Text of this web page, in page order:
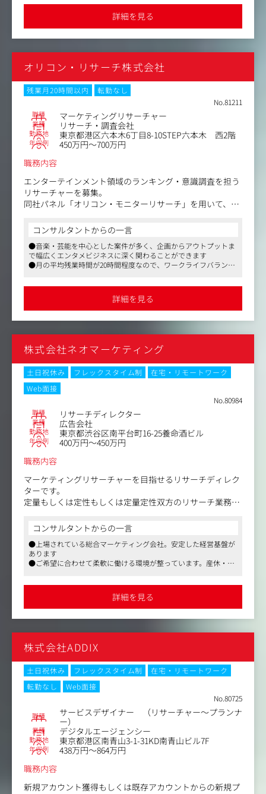
・投稿内容の分類、簡易分析
・競合比較・トレンド整理
・レポート作成、報告資料作成の補佐
【成長後：案件責任者として独り立ち】事業部からの相談
受付、調査設計、分析、提案までを一気通貫で担当しま
す。
●アンケート調査案件のサポート→案件責任者へ
【初期：リサーチャーと並走】顧客のインサイトを引き出
すための、アンケート設計とデータ分析の業務を習得しま
す。
【仕事内容（変更の範囲）】会社の定める範囲
・クライアントとのスコープやゴールなどの期待値調整や
【仕事内容（変更の範囲）】
雇入れ直後：上記参照
ど企業の経営層とコンサルティングする形で事業を拡大しており
詳細を見る
オリコン・リサーチ株式会社
残業月20時間以内
転勤なし
No.81211
職種 マーケティングリサーチャー
業種 リサーチ・調査会社
勤務地 東京都港区六本木6丁目8-10STEP六本木 西2階
年収例
450万円～700万円
職務内容
エンターテインメント領域のランキング・意識調査を担う
リサーチャーを募集。
同社パネル「オリコン・モニターリサーチ」を用いて、調
担当いただきます。音楽・エンタメ・ライフスタイル領域
の調査に加え、モニター獲得施策やパネル品質向上など、
リサーチサービスの成長にも関わることができるポジショ
ンです。
・調査票設計、集計・分析、実査ディレクション
・ランキング作成、報告書／レポート作成
・同社パネル活性化に向けたSNS運用
入社後のイメージ：
まずは先輩社員のサポートのもと、調査オペレーション業
務を担当。段階的に企画・設計やSNS運用業務もお任せし
コンサルタントからの一言
●音楽・芸能を中心とした案件が多く、企画からアウトプットま
で幅広くエンタメビジネスに深く関わることができます
●月の平均残業時間が20時間程度なので、ワークライフバランス
などを通して、多くの人に届けることができます。
詳細を見る
株式会社ネオマーケティング
土日祝休み フレックスタイム制
在宅・リモートワーク
Web面接
No.80984
職種 リサーチディレクター
業種 広告会社
勤務地 東京都渋谷区南平台町16-25養命酒ビル
年収例
400万円～450万円
職務内容
マーケティングリサーチャーを目指せるリサーチディレク
ターです。
定量もしくは定性もしくは定量定性双方のリサーチ業務全
同社は、リサーチだけではなく、その後のPRや広告等の提
案も含めた戦略的なリサーチを提供しています。
同社のリサーチディレクターには、リサーチャーを目指す
今期、リサーチディレクターからリサーチャーを目指せる
【業務内容】
お客様の目的に応じたリサーチが実行できるように、クオ
リティコントロールをするのが主な役割となります。
（具体的には）
・お客様とのセッション
・集計分析
・お客様へのご納品対応
オペレーション等様々なチームとのやり取りがあります。
コンサルタントからの一言
●上場されている総合マーケティング会社。安定した経営基盤が
あります
●ご希望に合わせて柔軟に働ける環境が整っています。産休・育
詳細を見る
株式会社ADDIX
土日祝休み フレックスタイム制
在宅・リモートワーク
転勤なし
Web面接
No.80725
職種
サービスデザイナー （リサーチャー～プランナ
ー）
業種 デジタルエージェンシー
勤務地 東京都港区南青山3-1-31KD南青山ビル7F
年収例
438万円～864万円
職務内容
新規アカウント獲得もしくは既存アカウントからの新規プ